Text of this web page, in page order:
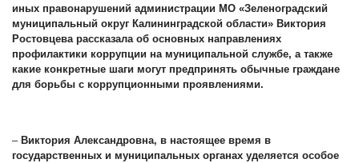
иных правонарушений администрации МО «Зеленоградский
муниципальный округ Калининградской области» Виктория
Ростовцева рассказала об основных направлениях
профилактики коррупции на муниципальной службе, а также
какие конкретные шаги могут предпринять обычные граждане
для борьбы с коррупционными проявлениями.
–Виктория Александровна, в настоящее время в
государственных и муниципальных органах уделяется особое